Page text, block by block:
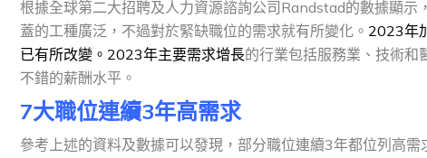
根據全球第二大招聘及人力資源諮詢公司Randstad的數據顯
蓋的工種廣泛，不過對於緊缺職位的需求就有所變化。 2023年
已有所改變。2023年主要需求增長的行業包括服務業、技術和
不錯的薪酬水平。
7大職位連續3年高需求
參考上述的資料及數據可以發現，部分職位連續3年都位列高需